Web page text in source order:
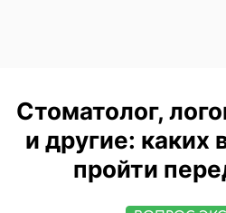
Стоматолог,
и другие: каких
пройти